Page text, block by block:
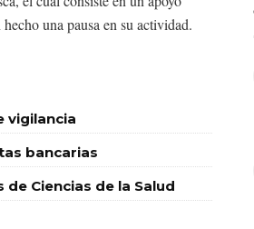
una pausa en su actividad.
vigilancia
bancarias
Ciencias de la Salud